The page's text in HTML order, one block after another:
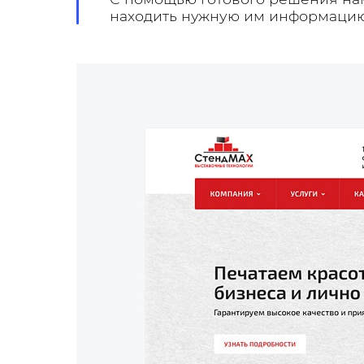
находить нужную им